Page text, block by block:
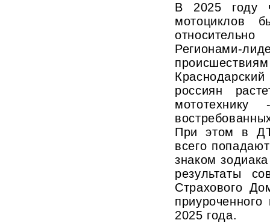
В 2025 году
мотоциклов
россиян
При этом в
всего
знаком
результаты
Страхового
2025 года.